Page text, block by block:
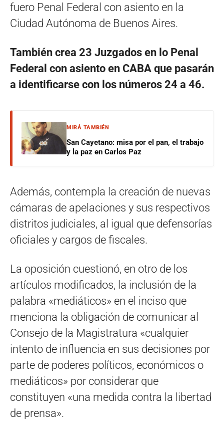
fuero Penal Federal con asiento en la
Ciudad Autónoma de Buenos Aires.
También crea 23 Juzgados en lo Penal
Federal con asiento en CABA que pasarán
a identificarse con los números 24 a 46.
MIRÁ TAMBIÉN
San Cayetano: misa por el pan, el trabajo
y la paz en Carlos Paz
Además, contempla la creación de nuevas
cámaras de apelaciones y sus respectivos
distritos judiciales, al igual que defensorías
oficiales y cargos de fiscales.
La oposición cuestionó, en otro de los
artículos modificados, la inclusión de la
palabra «mediáticos» en el inciso que
menciona la obligación de comunicar al
Consejo de la Magistratura «cualquier
intento de influencia en sus decisiones por
parte de poderes políticos, económicos o
mediáticos» por considerar que
constituyen «una medida contra la libertad
de prensa».